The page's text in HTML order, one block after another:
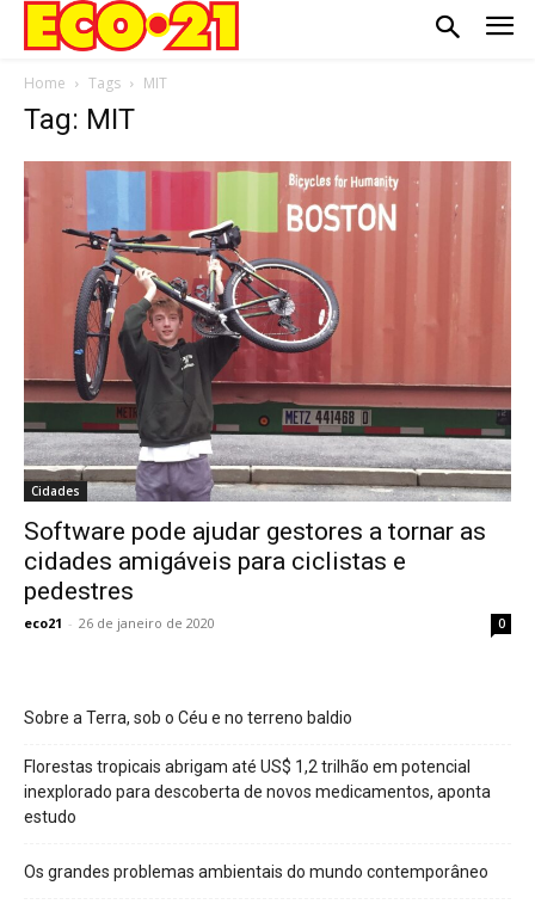
Home Tags MIT
Tag: MIT
Cidades
Software pode ajudar gestores a tornar as
cidades amigáveis para ciclistas e
pedestres
eco21 - 26 de janeiro de 2020 0
Sobre a Terra, sob o Céu e no terreno baldio
Florestas tropicais abrigam até US$ 1,2 trilhão em potencial
inexplorado para descoberta de novos medicamentos, aponta
estudo
Os grandes problemas ambientais do mundo contemporâneo